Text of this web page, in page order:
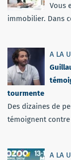
Vous
immobilier. Dans
A LA
tourmente
Des dizaines de
témoignent contre
A LA